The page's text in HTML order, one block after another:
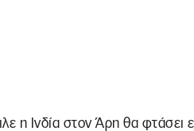
η Ινδία στον Άρη θα φτάσει